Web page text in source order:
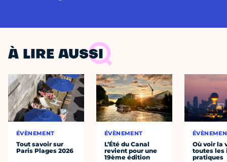
À LIRE AUSSI
ÉVÈNEMENT
Tout savoir sur
Paris Plages 2026
ÉVÈNEMENT
L’Été du Canal
revient pour une
19ème édition
Où voir la
toutes les
pratiques